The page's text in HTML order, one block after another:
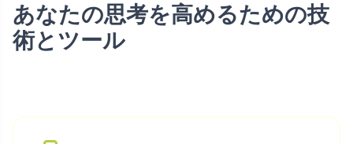
あなたの思考を高めるための技
術とツール